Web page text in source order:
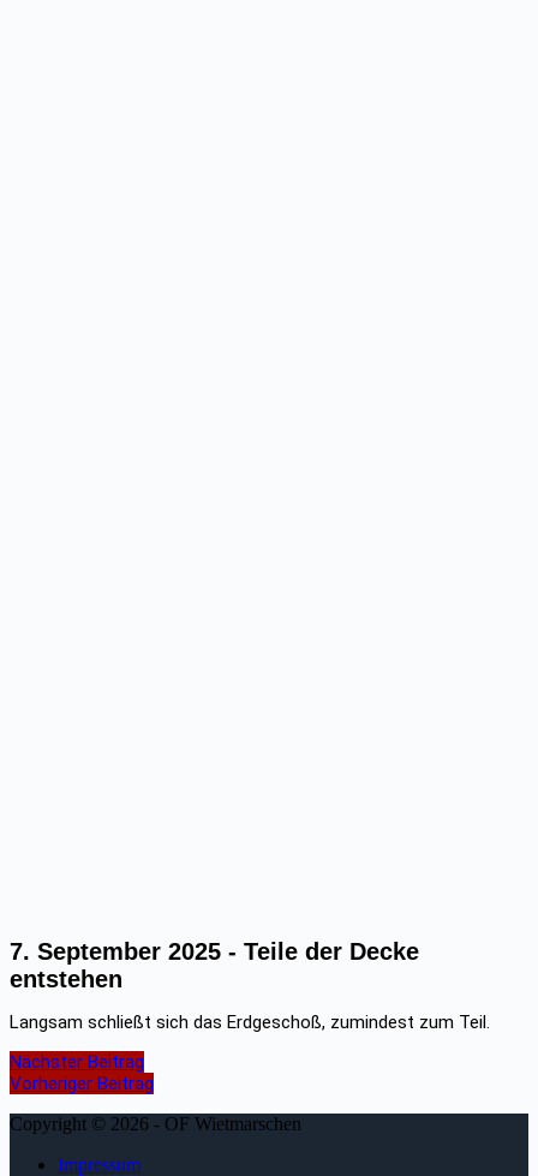
7. September 2025 - Teile der Decke
entstehen
Langsam schließt sich das Erdgeschoß, zumindest zum Teil.
Nächster Beitrag
Vorheriger Beitrag
Copyright © 2026 - OF Wietmarschen
Impressum